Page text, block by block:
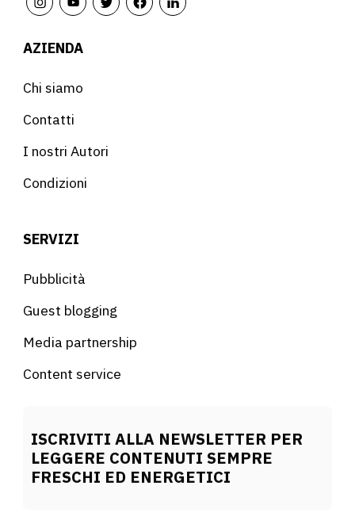
AZIENDA
Chi siamo
Contatti
I nostri Autori
Condizioni
SERVIZI
Pubblicità
Guest blogging
Media partnership
Content service
ISCRIVITI ALLA NEWSLETTER PER
LEGGERE CONTENUTI SEMPRE
FRESCHI ED ENERGETICI